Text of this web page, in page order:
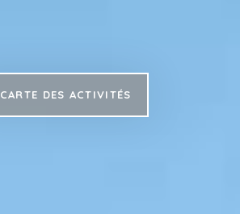
CARTE DES ACTIVITÉS